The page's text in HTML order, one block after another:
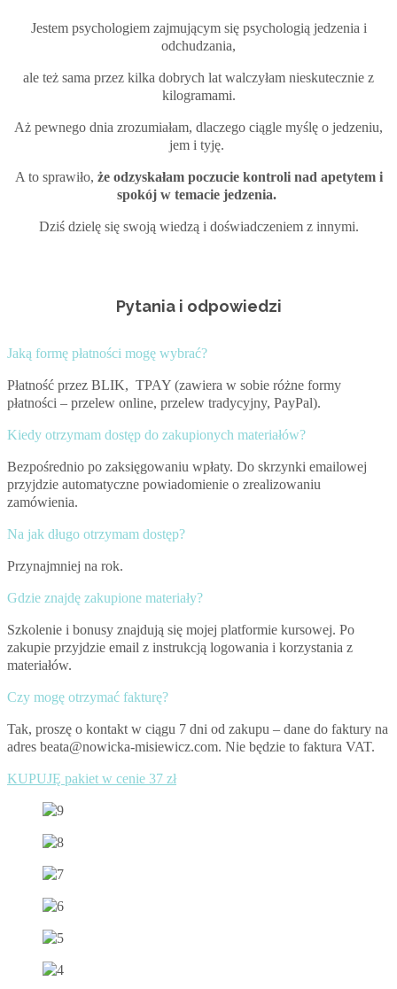
Jestem psychologiem zajmującym się psychologią jedzenia i
odchudzania,
ale też sama przez kilka dobrych lat walczyłam nieskutecznie z
kilogramami.
Aż pewnego dnia zrozumiałam, dlaczego ciągle myślę o jedzeniu,
jem i tyję.
A to sprawiło, że odzyskałam poczucie kontroli nad apetytem i
spokój w temacie jedzenia.
Dziś dzielę się swoją wiedzą i doświadczeniem z innymi.
Pytania i odpowiedzi
Jaką formę płatności mogę wybrać?
Płatność przez BLIK, TPAY (zawiera w sobie różne formy
płatności – przelew online, przelew tradycyjny, PayPal).
Kiedy otrzymam dostęp do zakupionych materiałów?
Bezpośrednio po zaksięgowaniu wpłaty. Do skrzynki emailowej
przyjdzie automatyczne powiadomienie o zrealizowaniu
zamówienia.
Na jak długo otrzymam dostęp?
Przynajmniej na rok.
Gdzie znajdę zakupione materiały?
Szkolenie i bonusy znajdują się mojej platformie kursowej. Po
zakupie przyjdzie email z instrukcją logowania i korzystania z
materiałów.
Czy mogę otrzymać fakturę?
Tak, proszę o kontakt w ciągu 7 dni od zakupu – dane do faktury na
adres beata@nowicka-misiewicz.com. Nie będzie to faktura VAT.
KUPUJĘ pakiet w cenie 37 zł